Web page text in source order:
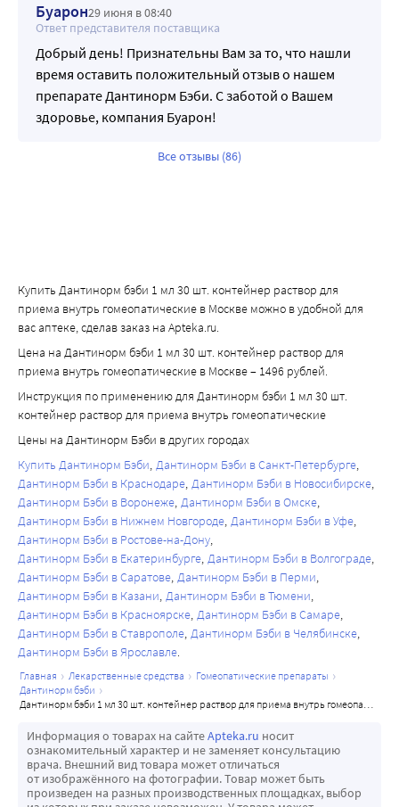
Буарон29 июня в 08:40
Ответ представителя поставщика
Добрый день! Признательны Вам за то, что нашли
время оставить положительный отзыв о нашем
препарате Дантинорм Бэби. С заботой о Вашем
здоровье, компания Буарон!
Все отзывы (86)
Купить Дантинорм бэби 1 мл 30 шт. контейнер раствор для
приема внутрь гомеопатические в Москве можно в удобной для
вас аптеке, сделав заказ на Apteka.ru.
Цена на Дантинорм бэби 1 мл 30 шт. контейнер раствор для
приема внутрь гомеопатические в Москве – 1496 рублей.
Инструкция по применению для Дантинорм бэби 1 мл 30 шт.
контейнер раствор для приема внутрь гомеопатические
Цены на Дантинорм Бэби в других городах
Купить Дантинорм Бэби Дантинорм Бэби в Санкт-Петербурге
Дантинорм Бэби в Краснодаре Дантинорм Бэби в Новосибирске
Дантинорм Бэби в Воронеже Дантинорм Бэби в Омске
Дантинорм Бэби в Нижнем Новгороде Дантинорм Бэби в Уфе
Дантинорм Бэби в Ростове-на-Дону
Дантинорм Бэби в Екатеринбурге Дантинорм Бэби в Волгограде
Дантинорм Бэби в Саратове Дантинорм Бэби в Перми
Дантинорм Бэби в Казани Дантинорм Бэби в Тюмени
Дантинорм Бэби в Красноярске Дантинорм Бэби в Самаре
Дантинорм Бэби в Ставрополе Дантинорм Бэби в Челябинске
Дантинорм Бэби в Ярославле
главная лекарственные средства
гомеопатические препараты
дантинорм бэби
дантинорм бэби 1 мл 30 шт. контейнер раствор для приема внутрь гомеопатические
Информация о товарах на сайтеApteka.ru носит
ознакомительный характер и не заменяет консультацию
врача. Внешний вид товара может отличаться
от изображённого на фотографии. Товар может быть
произведен на разных производственных площадках, выбор